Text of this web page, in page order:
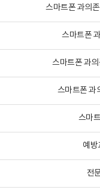
스마트폰 과의
스마트폰
스마트폰 과
스마트폰 과
스마
예방
전